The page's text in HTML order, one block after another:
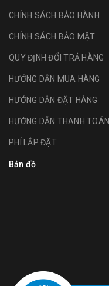
CHÍNH SÁCH BẢO HÀNH
CHÍNH SÁCH BẢO MẬT
QUY ĐỊNH ĐỔI TRẢ HÀNG
HƯỚNG DẪN MUA HÀNG
HƯỚNG DẪN ĐẶT HÀNG
HƯỚNG DẪN THANH TOÁN
PHÍ LẮP ĐẶT
Bản đồ